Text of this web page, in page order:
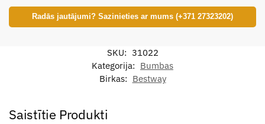
Radās jautājumi? Sazinieties ar mums (+371 27323202)
SKU: 31022
Kategorija: Bumbas
Birkas: Bestway
Saistītie Produkti